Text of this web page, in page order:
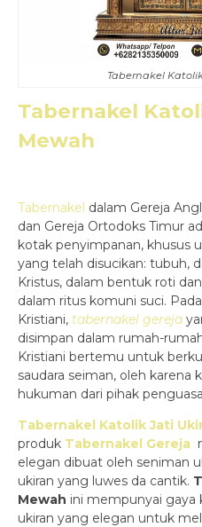
Tabernakel
Tabernakel
Mewah
Tabernakel dalam Gereja
dan Gereja Ortodoks Timur
kotak penyimpanan, khusus
yang telah disucikan: tubuh,
Kristus, dalam bentuk roti
dalam ritus komuni suci.
Kristiani, tabernakel gereja
disimpan dalam rumah-
Kristiani bertemu untuk
saudara seiman, oleh karena
hukuman dari pihak
Tabernakel Katolik Jati
produk Tabernakel Gereja
elegan dibuat oleh seniman
ukiran yang luwes da cantik.
Mewah ini mempunyai gaya
ukiran yang elegan untuk